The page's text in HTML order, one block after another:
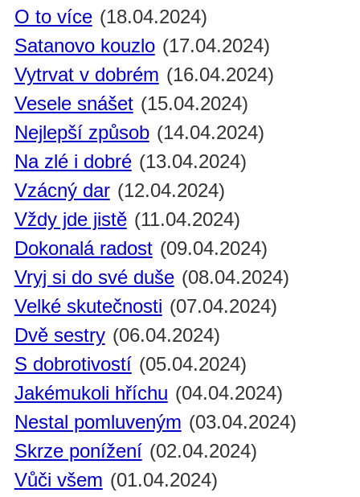
O to více (18.04.2024)
Satanovo kouzlo (17.04.2024)
Vytrvat v dobrém (16.04.2024)
Vesele snášet (15.04.2024)
Nejlepší způsob (14.04.2024)
Na zlé i dobré (13.04.2024)
Vzácný dar (12.04.2024)
Vždy jde jistě (11.04.2024)
Dokonalá radost (09.04.2024)
Vryj si do své duše (08.04.2024)
Velké skutečnosti (07.04.2024)
Dvě sestry (06.04.2024)
S dobrotivostí (05.04.2024)
Jakémukoli hříchu (04.04.2024)
Nestal pomluveným (03.04.2024)
Skrze ponížení (02.04.2024)
Vůči všem (01.04.2024)